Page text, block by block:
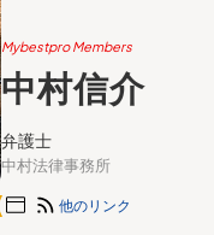
Mybestpro Members
中村信介
弁護士
中村法律事務所
他のリンク